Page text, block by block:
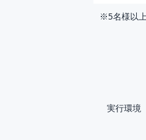
※5名様以
実行環境